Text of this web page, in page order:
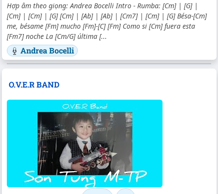
Hợp âm theo giọng: Andrea Bocelli Intro - Rumba: [Cm] | [G] |
[Cm] | [Cm] | [G] [Cm] | [Ab] | [Ab] | [Cm7] | [Cm] | [G] Bésa-[Cm]
me, bésame [Fm] mucho [Fm]-[C] [Fm] Como si [Cm] fuera esta
[Fm7] noche La [Cm/G] última [...
Andrea Bocelli
O.V.E.R BAND